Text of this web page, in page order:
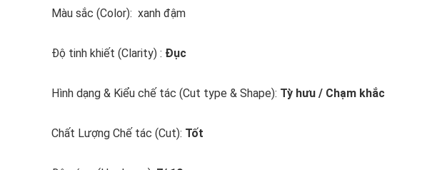
Màu sắc (Color): xanh đậm
Độ tinh khiết (Clarity) : Đục
Hình dạng & Kiểu chế tác (Cut type & Shape): Tỳ hưu / Chạm khắc
Chất Lượng Chế tác (Cut): Tốt